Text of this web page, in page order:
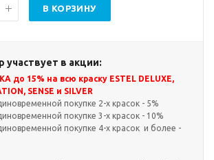
В КОРЗИНУ
участвует в акции:
до 15% на всю краску ESTEL DELUXE,
SENSE и SILVER
покупке 2-х красок - 5%
покупке 3-х красок - 10%
покупке 4-х красок и более -